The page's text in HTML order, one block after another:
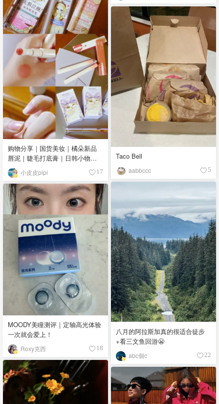
购物分享｜国货美妆｜橘朵新品
唇泥｜睫毛打底膏｜日韩小物｜
眼线笔｜美甲DIY💅
小皮皮pipi 17
Taco Bell
aabbccc 5
八月的阿拉斯加真的很适合徒步
+看三文鱼回游😬
abc個c 22
MOODY美瞳测评｜定轴高光体验
一次就会爱上！
Roxy克西 18